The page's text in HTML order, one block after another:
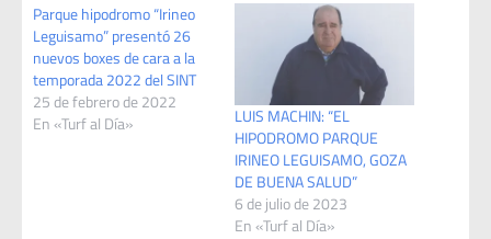
Parque hipodromo “Irineo
Leguisamo” presentó 26
nuevos boxes de cara a la
temporada 2022 del SINT
25 de febrero de 2022
En «Turf al Día»
LUIS MACHIN: “EL
HIPODROMO PARQUE
IRINEO LEGUISAMO, GOZA
DE BUENA SALUD”
6 de julio de 2023
En «Turf al Día»